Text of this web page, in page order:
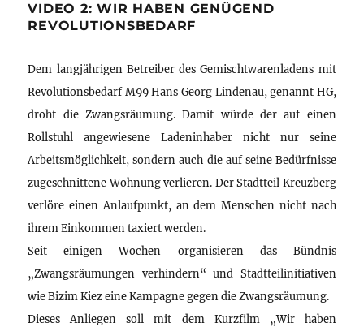
VIDEO 2: WIR HABEN GENÜGEND
REVOLUTIONSBEDARF
Dem langjährigen Betreiber des Gemischtwarenladens mit
Revolutionsbedarf M99 Hans Georg Lindenau, genannt HG,
droht die Zwangsräumung. Damit würde der auf einen
Rollstuhl angewiesene Ladeninhaber nicht nur seine
Arbeitsmöglichkeit, sondern auch die auf seine Bedürfnisse
zugeschnittene Wohnung verlieren. Der Stadtteil Kreuzberg
verlöre einen Anlaufpunkt, an dem Menschen nicht nach
ihrem Einkommen taxiert werden.
Seit einigen Wochen organisieren das Bündnis
„Zwangsräumungen verhindern“ und Stadtteilinitiativen
wie Bizim Kiez eine Kampagne gegen die Zwangsräumung.
Dieses Anliegen soll mit dem Kurzfilm „Wir haben